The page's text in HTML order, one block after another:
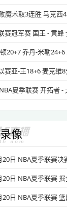
赛冠军赛 国王 - 黄蜂
赛亚-王18+6 麦克维
夏季联赛 开拓者 -
像
20日 NBA夏季联赛决
20日 NBA夏季联赛
20日 NBA夏季联赛